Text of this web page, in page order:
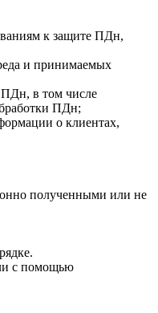
к защите ПДн,
и принимаемых
ПДн, в том числе
ПДн;
о клиентах,
полученными или не
с помощью